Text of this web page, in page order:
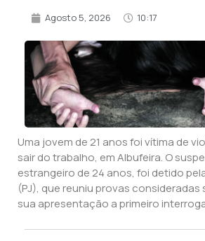
Agosto 5, 2026 10:17
Uma jovem de 21 anos foi vítima de
sair do trabalho, em Albufeira. O
estrangeiro de 24 anos, foi detido
(PJ), que reuniu provas
sua apresentação a primeiro